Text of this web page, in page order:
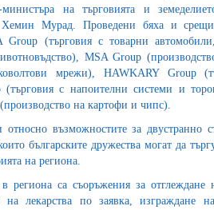
министъра на търговията и
Мурад. Проведени бяха и
Group (търговия с товарни
MSA Group
мрежи), HAWKARY Group
с напоителни системи и
на картофи и чипс).
относно възможностите за двустранно
българските дружества могат да
на региона.
региона са съоръжения за
на лекарства по заявка,